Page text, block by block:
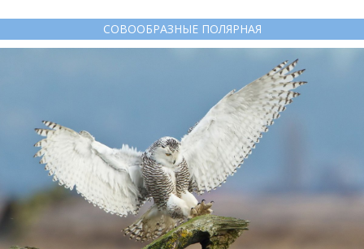
СОВООБРАЗНЫЕ ПОЛЯРНАЯ